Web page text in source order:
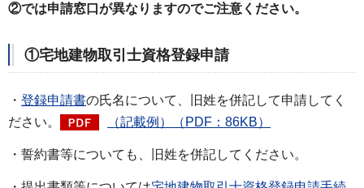
②では申請窓口が異なりますのでご注意ください。
①宅地建物取引士資格登録申請
・ 登録申請書の氏名について、旧姓を併記して申請してく
ださい。
（記載例）（PDF：86KB）
・誓約書等についても、旧姓を併記してください。